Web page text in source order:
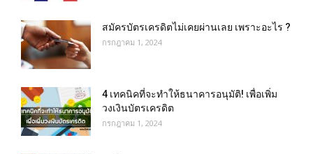
สมัครบัตรเครดิตไม่เคยผ่านเลย เพราะอะไร ?
กรกฎาคม 1, 2024
4 เทคนิคที่จะทำให้ธนาคารอนุมัติ! เพื่อเพิ่ม
วงเงินบัตรเครดิต
กรกฎาคม 1, 2024